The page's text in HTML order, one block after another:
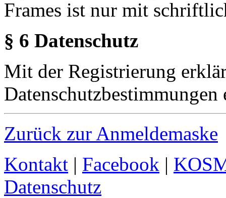
Frames ist nur mit
§ 6 Datenschutz
Mit der Registrierung
Datenschutzbestimmungen
Zurück zur Anmeldemaske
Kontakt | Facebook |
Datenschutz